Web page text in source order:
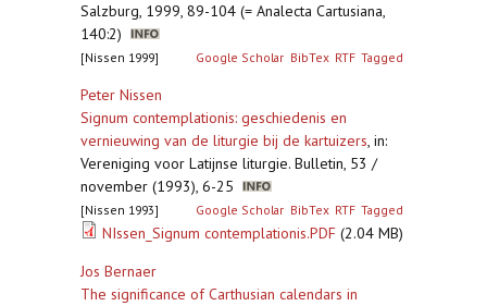
Salzburg, 1999, 89-104 (= Analecta Cartusiana,
140:2)
[Nissen 1999] Google Scholar BibTex RTF Tagged
Peter Nissen
Signum contemplationis: geschiedenis en
vernieuwing van de liturgie bij de kartuizers, in:
Vereniging voor Latijnse liturgie. Bulletin, 53 /
november (1993), 6-25
[Nissen 1993] Google Scholar BibTex RTF Tagged
NIssen_Signum contemplationis.PDF (2.04 MB)
Jos Bernaer
The significance of Carthusian calendars in